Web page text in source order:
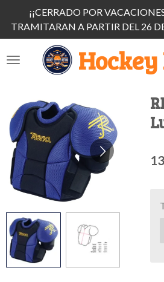
al
contenido
principal
¡¡CERRADO POR
TRAMITARAN A PARTIR DEL 26